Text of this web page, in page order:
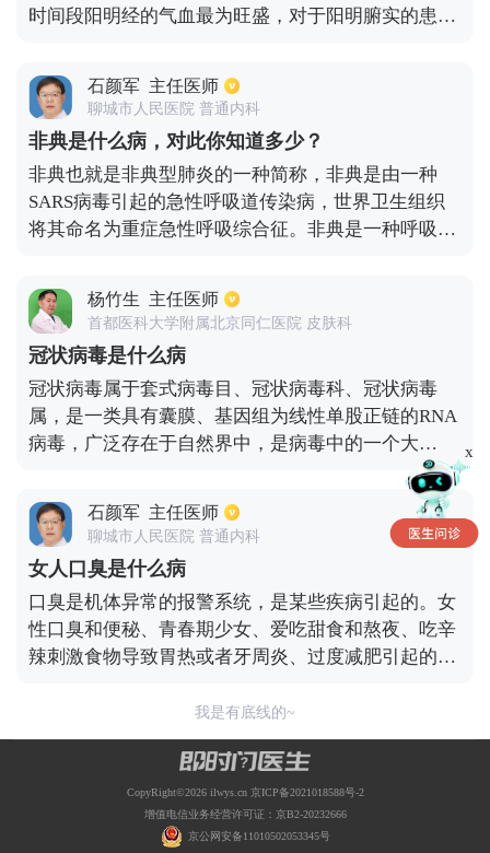
时间段阳明经的气血最为旺盛，对于阳明腑实的患者
热、胃部灼热感明显、口臭、食欲亢盛、食量大、消
谷善饥、大便干燥难解，需要通过清阳明经热来改善
症状，如平胃散、大承气汤等。如果是骨蒸潮热，则
会自觉热象是自骨头内部向外蒸发的感觉，多会在午
后和夜间都有低烧，多是由于阴虚火旺所导致的，伴
有烦躁不安、失眠、健忘、口干舌燥、皮肤干燥、小
便黄、大便干，可口服知柏地黄丸改善症状。
石颜军 主任医师
聊城市人民医院 普通内科
非典是什么病，对此你知道多少？
非典也就是非典型肺炎的一种简称，非典是由一种
SARS病毒引起的急性呼吸道传染病，世界卫生组织
将其命名为重症急性呼吸综合征。非典是一种呼吸道
患者呼吸道分泌物而进行传播。非典曾在2003年，在
我国有大范围的流行。典型的肺炎是由肺炎链球菌等
常见的细菌而引起的，但是在家庭和医院都有显著的
聚集现象。非典型的肺炎与典型性的肺炎的临床表现
是不同的，病人首先会出现高热、咳嗽，并没有一般
的鼻塞、流涕、咽痛的症状，偶尔病人会出现痰中带
血丝，出现呼吸急促的现象，个别病人会出现呼吸窘
迫综合征，而且这种非典型肺炎，临床表现及症状进
展非常迅速，在短期内有可能出现呼吸窘迫综合征，
甚至多脏器功能衰竭的一种表现。潜伏期约为2到12
天之间，多数人通常在4到5天就有明显的症状，主要
通过飞沫传播，一般的可以通过预防呼吸道传染，采
取隔离的措施，尽量避免到公共场合，避免传染。
杨竹生 主任医师
首都医科大学附属北京同仁医院 皮肤科
冠状病毒是什么病
冠状病毒属于套式病毒目、冠状病毒科、冠状病毒
属，是一类具有囊膜、基因组为线性单股正链的RNA
病毒，广泛存在于自然界中，是病毒中的一个大
类。“冠状病毒仅感染脊椎动物，如人、鼠、猪、
猫、犬、狼、鸡、牛、禽类。”这种病毒最早也是从
鸡身上分离出来的，这次爆发的新型冠状病毒是目前
发现的第7种能够感染人的冠状病毒，sars也是已知的
冠状病毒的一种。冠状病毒主要会引起呼吸系统方面
的感染，并且可以造成重复感染。这类病毒对温度很
敏感，一般在冬季和早春爆发，03年sars和19年新冠
就是如此。
石颜军 主任医师
聊城市人民医院 普通内科
女人口臭是什么病
口臭是机体异常的报警系统，是某些疾病引起的。女
性口臭和便秘、青春期少女、爱吃甜食和熬夜、吃辛
辣刺激食物导致胃热或者牙周炎、过度减肥引起的。
臭。过度减肥是由于脂肪消耗内分泌紊乱而导致口
臭。内分泌系统紊乱使口腔黏膜干燥，也会引起口
我是有底线的~
CopyRight©2026 ilwys.cn 京ICP备2021018588号-2
增值电信业务经营许可证：京B2-20232666
京公网安备11010502053345号
x